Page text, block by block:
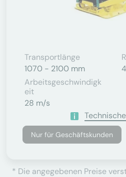
Transportlänge
1070 - 2100 mm
Arbeitsgeschwindigk
Eit
28 m/s
Nur für Geschäftskunden
* Die angegebenen Preise